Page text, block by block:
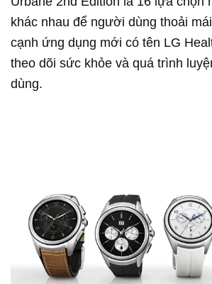
khác nhau để người dùng thoải
cạnh ứng dụng mới có tên LG
theo dõi sức khỏe và quá trình
dùng.